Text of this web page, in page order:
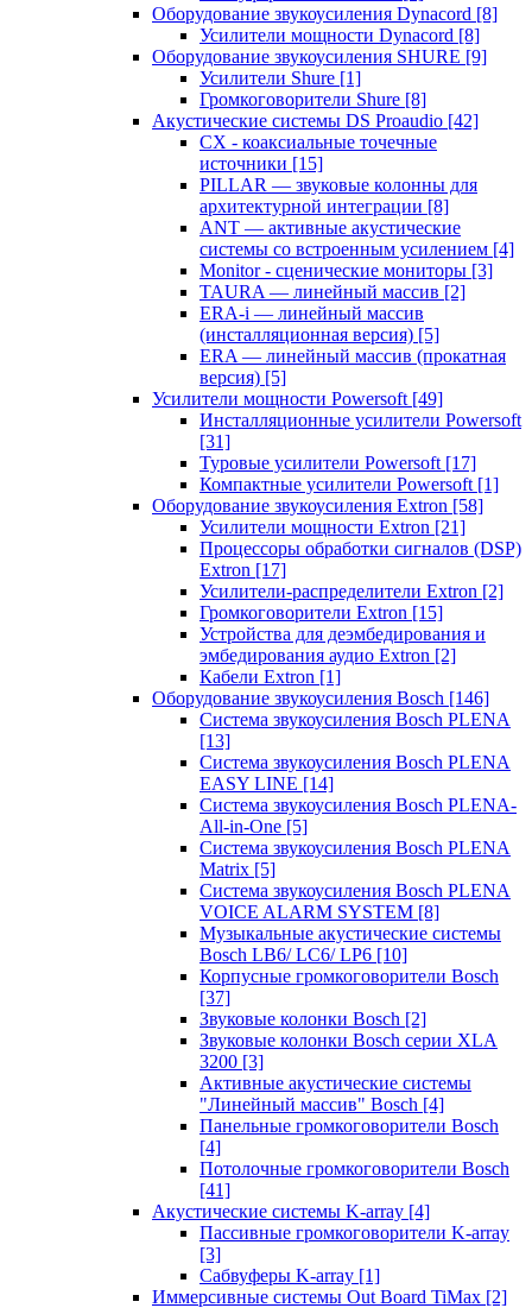
Оборудование звукоусиления Dynacord [8]
Усилители мощности Dynacord [8]
Оборудование звукоусиления SHURE [9]
Усилители Shure [1]
Громкоговорители Shure [8]
Акустические системы DS Proaudio [42]
CX - коаксиальные точечные
источники [15]
PILLAR — звуковые колонны для
архитектурной интеграции [8]
ANT — активные акустические
системы со встроенным усилением [4]
Monitor - сценические мониторы [3]
TAURA — линейный массив [2]
ERA-i — линейный массив
(инсталляционная версия) [5]
ERA — линейный массив (прокатная
версия) [5]
Усилители мощности Powersoft [49]
Инсталляционные усилители Powersoft
[31]
Туровые усилители Powersoft [17]
Компактные усилители Powersoft [1]
Оборудование звукоусиления Extron [58]
Усилители мощности Extron [21]
Процессоры обработки сигналов (DSP)
Extron [17]
Усилители-распределители Extron [2]
Громкоговорители Extron [15]
Устройства для деэмбедирования и
эмбедирования аудио Extron [2]
Кабели Extron [1]
Оборудование звукоусиления Bosch [146]
Система звукоусиления Bosch PLENA
[13]
Система звукоусиления Bosch PLENA
EASY LINE [14]
Система звукоусиления Bosch PLENA-
All-in-One [5]
Система звукоусиления Bosch PLENA
Matrix [5]
Система звукоусиления Bosch PLENA
VOICE ALARM SYSTEM [8]
Музыкальные акустические системы
Bosch LB6/ LC6/ LP6 [10]
Корпусные громкоговорители Bosch
[37]
Звуковые колонки Bosch [2]
Звуковые колонки Bosch серии XLA
3200 [3]
Активные акустические системы
"Линейный массив" Bosch [4]
Панельные громкоговорители Bosch
[4]
Потолочные громкоговорители Bosch
[41]
Акустические системы K-array [4]
Пассивные громкоговорители K-array
[3]
Сабвуферы K-array [1]
Иммерсивные системы Out Board TiMax [2]